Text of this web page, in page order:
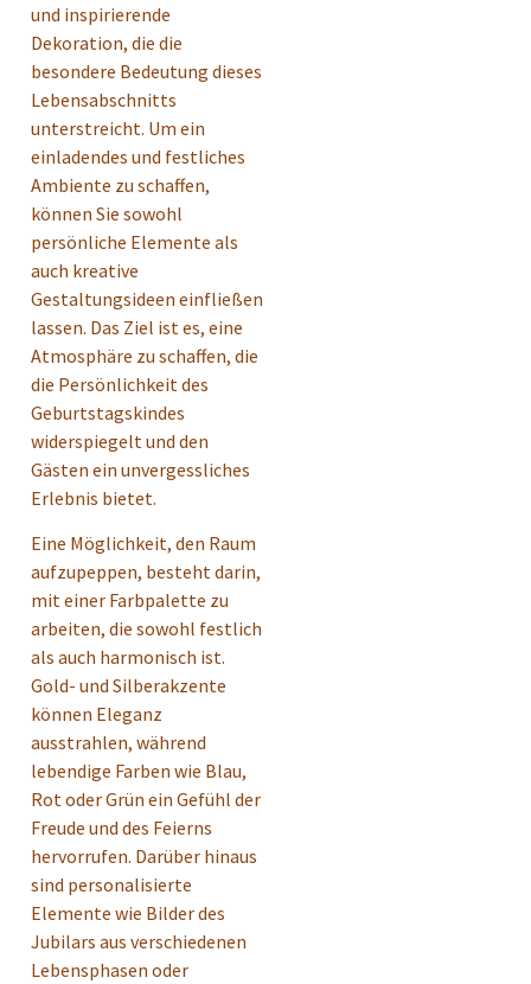
und inspirierende
Dekoration, die die
besondere Bedeutung dieses
Lebensabschnitts
unterstreicht. Um ein
einladendes und festliches
Ambiente zu schaffen,
können Sie sowohl
persönliche Elemente als
auch kreative
Gestaltungsideen einfließen
lassen. Das Ziel ist es, eine
Atmosphäre zu schaffen, die
die Persönlichkeit des
Geburtstagskindes
widerspiegelt und den
Gästen ein unvergessliches
Erlebnis bietet.
Eine Möglichkeit, den Raum
aufzupeppen, besteht darin,
mit einer Farbpalette zu
arbeiten, die sowohl festlich
als auch harmonisch ist.
Gold- und Silberakzente
können Eleganz
ausstrahlen, während
lebendige Farben wie Blau,
Rot oder Grün ein Gefühl der
Freude und des Feierns
hervorrufen. Darüber hinaus
sind personalisierte
Elemente wie Bilder des
Jubilars aus verschiedenen
Lebensphasen oder